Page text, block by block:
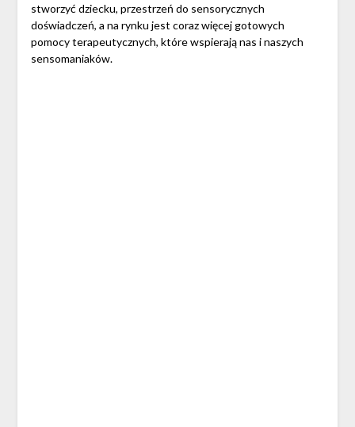
stworzyć dziecku, przestrzeń do sensorycznych
doświadczeń, a na rynku jest coraz więcej gotowych
pomocy terapeutycznych, które wspierają nas i naszych
sensomaniaków.